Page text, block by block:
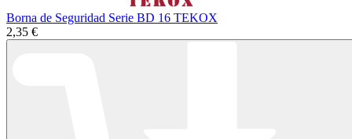
Borna de Seguridad Serie BD 16 TEKOX
2,35 €